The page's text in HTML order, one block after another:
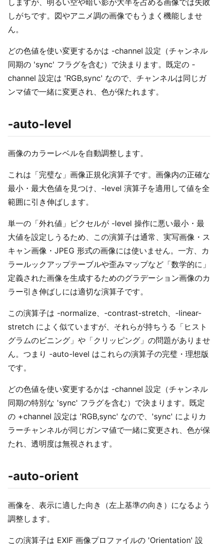
しがちです。図やアニメ調の画像でもうまく機能しませ
ん。
どの色値を使い変更するかは -channel 設定（チャンネル
同期の 'sync' フラグを含む）で決まります。既定の -
channel 設定は 'RGB,sync' なので、チャンネルは同じガ
ンマ値で一緒に変更され、色が保たれます。
-auto-level
画像のカラーレベルを自動調整します。
これは「完璧な」画像正規化演算子です。画像内の正確な
最小・最大色値を見つけ、-level 演算子を適用して値を全
範囲に引き伸ばします。
単一の「外れ値」ピクセルが -level 操作に悪い最小・最
大値を設定しうるため、この演算子は通常、実写画像・ス
キャン画像・JPEG 形式の画像には使いません。一方、カ
ラールックアップテーブルや歪みマップなど「数学的に」
定義された画像を生成するためのグラデーション画像のカ
ラー引き伸ばしには適切な演算子です。
この演算子は -normalize、-contrast-stretch、-linear-
stretch によく似ていますが、それらが持ちうる「ヒスト
グラムのビニング」や「クリッピング」の問題がありませ
ん。つまり -auto-level はこれらの演算子の完璧・理想版
です。
どの色値を使い変更するかは -channel 設定（チャンネル
同期の特別な 'sync' フラグを含む）で決まります。既定
の +channel 設定は 'RGB,sync' なので、'sync' によりカ
ラーチャンネルが同じガンマ値で一緒に変更され、色が保
たれ、透明度は無視されます。
-auto-orient
画像を、表示に適した向き（左上基準の向き）になるよう
調整します。
この演算子は EXIF 画像プロファイルの 'Orientation' 設